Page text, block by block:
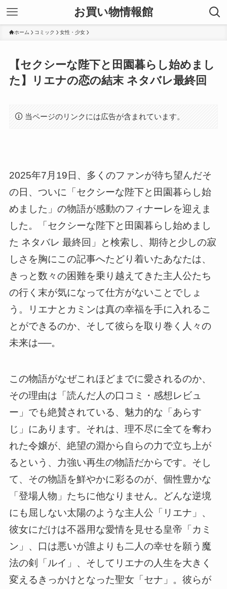
お買い物情報館
ホーム コミック 女性・少女
【セクシーな陛下と田園暮らし始めまし
た】リエナの恋の結末 ネタバレ最終回
当ページのリンクには広告が含まれています。
2025年7月19日、多くのファンが待ち望んだそ
の日、ついに「セクシーな陛下と田園暮らし始
めました」の物語が感動のフィナーレを迎えま
した。「セクシーな陛下と田園暮らし始めまし
た ネタバレ 最終回」と検索し、期待と少しの寂
しさを胸にこの記事へたどり着いたあなたは、
きっと数々の困難を乗り越えてきた主人公たち
の行く末が気になって仕方がないことでしょ
う。リエナとカミンは真の幸福を手に入れるこ
とができるのか、そして彼らを取り巻く人々の
未来は──。
この物語がなぜこれほどまでに愛されるのか、
その理由は「読んだ人の口コミ・感想レビュ
ー」でも絶賛されている、魅力的な「あらす
じ」にあります。それは、理不尽に全てを奪わ
れた令嬢が、絶望の淵から自らの力で立ち上が
るという、力強い再生の物語だからです。そし
て、その物語を鮮やかに彩るのが、個性豊かな
「登場人物」たちに他なりません。どんな逆境
にも屈しない太陽のような主人公「リエナ」、
彼女にだけは不器用な愛情を見せる皇帝「カミ
ン」、口は悪いが誰よりも二人の幸せを願う魔
法の剣「ルイ」、そしてリエナの人生を大きく
変えるきっかけとなった聖女「セナ」。彼らが